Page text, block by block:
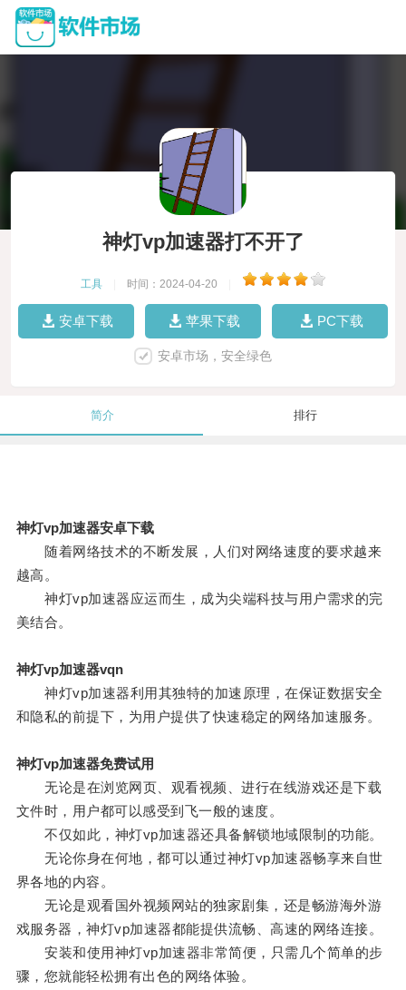
神灯vp加速器打不开了
工具 时间：2024-04-20
安卓下载 苹果下载 PC下载
安卓市场，安全绿色
简介 排行
神灯vp加速器安卓下载
随着网络技术的不断发展，人们对网络速度的要求越来
越高。
神灯vp加速器应运而生，成为尖端科技与用户需求的完
美结合。
神灯vp加速器vqn
神灯vp加速器利用其独特的加速原理，在保证数据安全
和隐私的前提下，为用户提供了快速稳定的网络加速服务。
神灯vp加速器免费试用
无论是在浏览网页、观看视频、进行在线游戏还是下载
文件时，用户都可以感受到飞一般的速度。
不仅如此，神灯vp加速器还具备解锁地域限制的功能。
无论你身在何地，都可以通过神灯vp加速器畅享来自世
界各地的内容。
无论是观看国外视频网站的独家剧集，还是畅游海外游
戏服务器，神灯vp加速器都能提供流畅、高速的网络连接。
安装和使用神灯vp加速器非常简便，只需几个简单的步
骤，您就能轻松拥有出色的网络体验。